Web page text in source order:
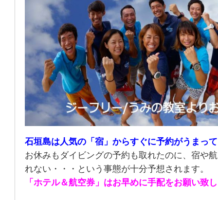
石垣島は人気の「宿」からすぐに予約がうまっ
お休みもダイビングの予約も取れたのに、宿や
れない・・・という事態が十分予想されます。
「ホテル＆航空券」はお早めに手配をお願い致